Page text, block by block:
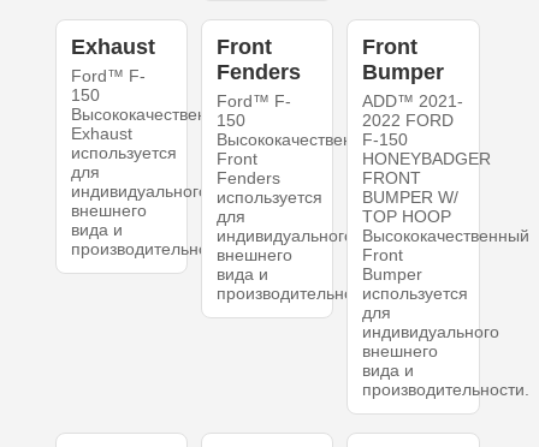
Exhaust
Ford™ F-
150
Высококачественный
Exhaust
используется
для
индивидуального
внешнего
вида и
производительности.
Front
Fenders
Ford™ F-
150
Высококачественный
Front
Fenders
используется
для
индивидуального
внешнего
вида и
производительности.
Front
Bumper
ADD™ 2021-
2022 FORD
F-150
HONEYBADGER
FRONT
BUMPER W/
TOP HOOP
Высококачественный
Front
Bumper
используется
для
индивидуального
внешнего
вида и
производительности.